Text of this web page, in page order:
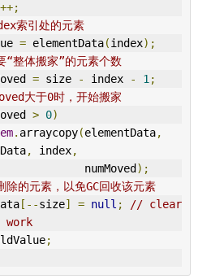
++;
索引处的元素
= elementData(index);
整体搬家”的元素个数
= size - index - 1 ;
大于0时，开始搬家
> 0)
. arraycopy(elementData,
, index,
                             numMoved
);
的元素，以免GC回收该元素
[--size] = null ;
// clear
;